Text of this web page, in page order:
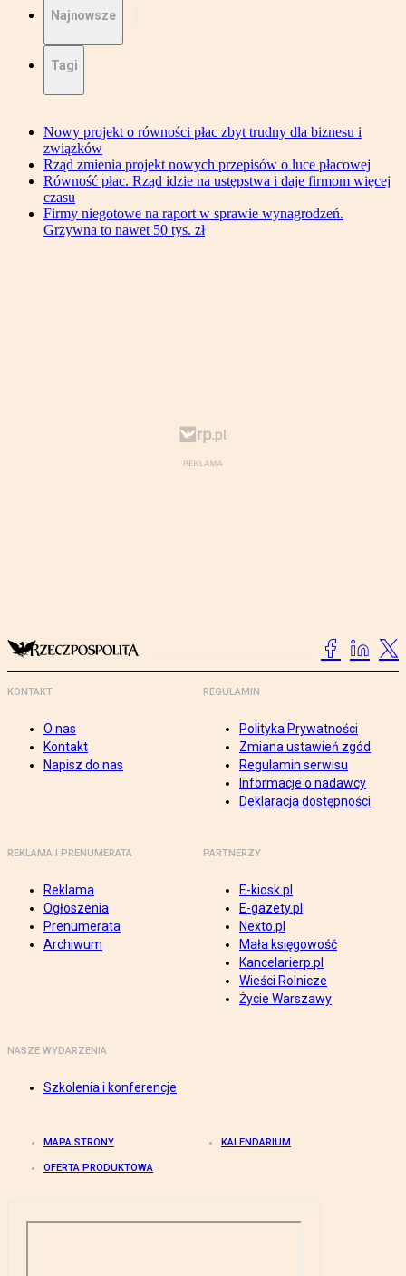
Najnowsze
Tagi
Nowy projekt o równości płac zbyt trudny dla biznesu i
związków
Rząd zmienia projekt nowych przepisów o luce płacowej
Równość płac. Rząd idzie na ustępstwa i daje firmom więcej
czasu
Firmy niegotowe na raport w sprawie wynagrodzeń.
Grzywna to nawet 50 tys. zł
KONTAKT
O nas
Kontakt
Napisz do nas
REGULAMIN
Polityka Prywatności
Zmiana ustawień zgód
Regulamin serwisu
Informacje o nadawcy
Deklaracja dostępności
REKLAMA I PRENUMERATA
Reklama
Ogłoszenia
Prenumerata
Archiwum
PARTNERZY
E-kiosk.pl
E-gazety.pl
Nexto.pl
Mała księgowość
Kancelarierp.pl
Wieści Rolnicze
Życie Warszawy
NASZE WYDARZENIA
Szkolenia i konferencje
MAPA STRONY KALENDARIUM
OFERTA PRODUKTOWA